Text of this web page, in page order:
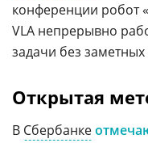
конференции робот
VLA непрерывно
задачи без
Открытая
В Сбербанке